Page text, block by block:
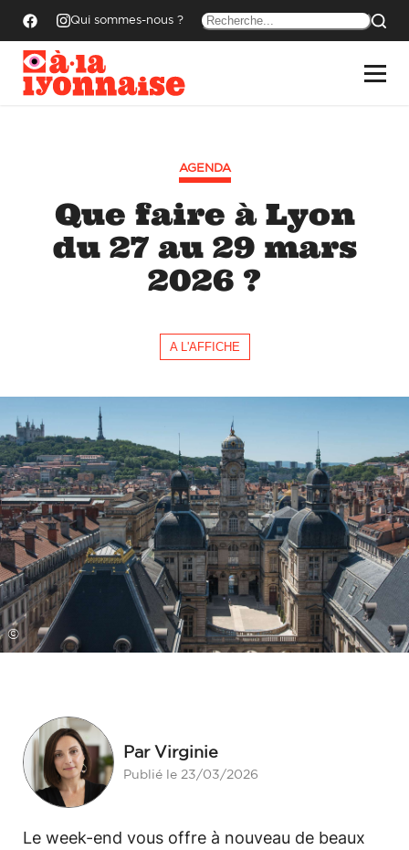
Qui sommes-nous ?
AGENDA
Que faire à Lyon
du 27 au 29 mars
2026 ?
A L'AFFICHE
©
Par Virginie
Publié le 23/03/2026
Le week-end vous offre à nouveau de beaux